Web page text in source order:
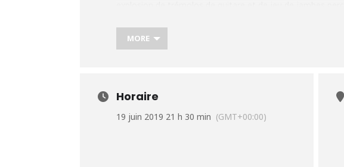
différents
styles de cet art andalous sans conteste destiné à la scène.
MORE
Horaire
19 juin 2019 21 h 30 min (GMT+00:00)